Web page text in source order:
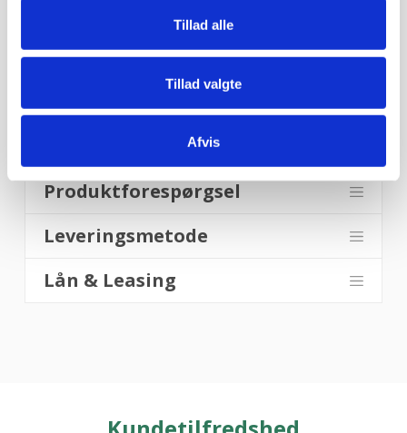
Tillad alle
Tillad valgte
Afvis
-Automatisk sæbedosering: Ja
Produktforespørgsel
Leveringsmetode
Lån & Leasing